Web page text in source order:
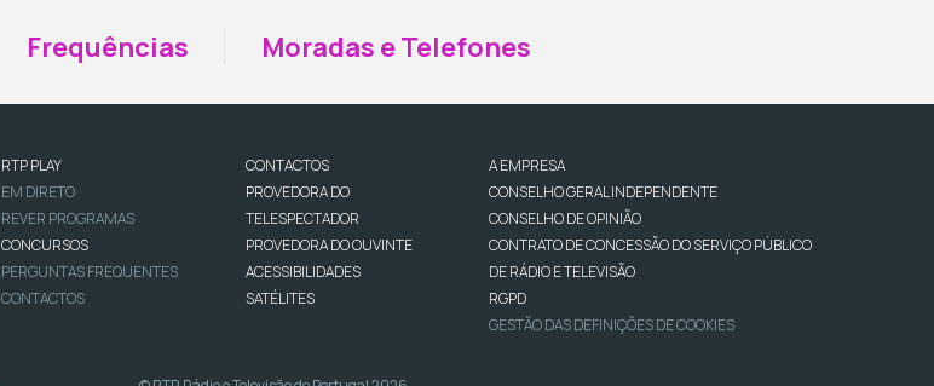
Frequências Moradas e Telefones
RTP PLAY
EM DIRETO
REVER PROGRAMAS
CONCURSOS
PERGUNTAS FREQUENTES
CONTACTOS
CONTACTOS
PROVEDORA DO
TELESPECTADOR
PROVEDORA DO OUVINTE
ACESSIBILIDADES
SATÉLITES
A EMPRESA
CONSELHO GERAL INDEPENDENTE
CONSELHO DE OPINIÃO
CONTRATO DE CONCESSÃO DO SERVIÇO PÚBLICO
DE RÁDIO E TELEVISÃO
RGPD
GESTÃO DAS DEFINIÇÕES DE COOKIES